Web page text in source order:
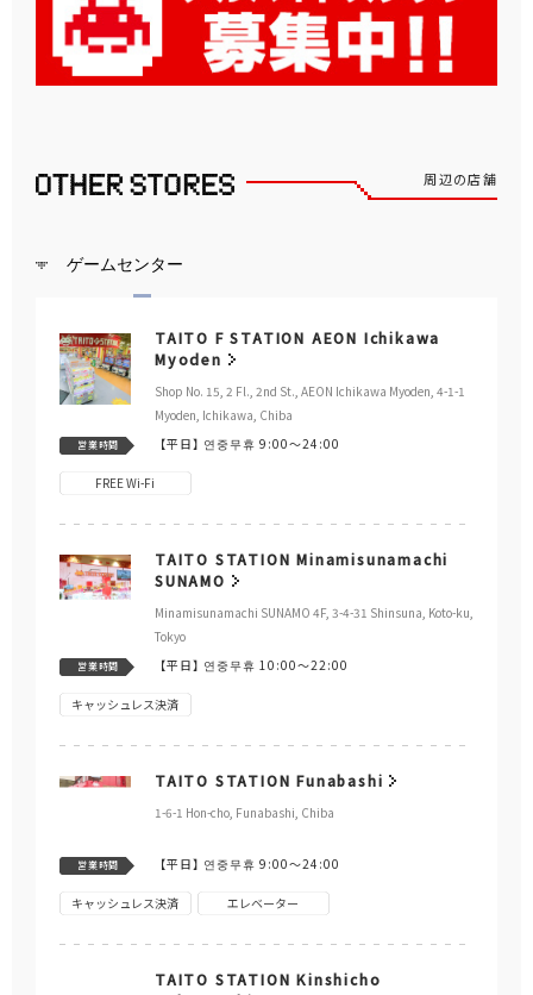
周辺の店舗
ゲームセンター
TAITO F STATION AEON Ichikawa
Myoden
Shop No. 15, 2 Fl., 2nd St., AEON Ichikawa Myoden, 4-1-1
Myoden, Ichikawa, Chiba
営業時間 【平日】 연중무휴 9:00～24:00
FREE Wi-Fi
TAITO STATION Minamisunamachi
SUNAMO
Minamisunamachi SUNAMO 4F, 3-4-31 Shinsuna, Koto-ku,
Tokyo
営業時間 【平日】 연중무휴 10:00～22:00
キャッシュレス決済
TAITO STATION Funabashi
1-6-1 Hon-cho, Funabashi, Chiba
営業時間 【平日】 연중무휴 9:00～24:00
キャッシュレス決済 エレベーター
TAITO STATION Kinshicho